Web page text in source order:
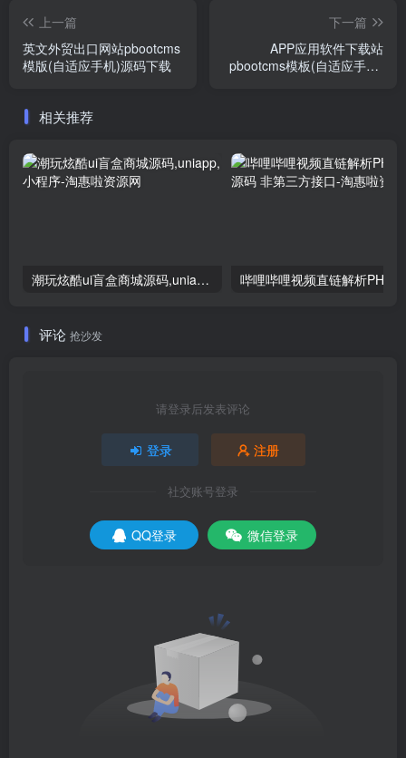
上一篇
英文外贸出口网站pbootcms
模版(自适应手机)源码下载
下一篇
APP应用软件下载站
pbootcms模板(自适应手机)
相关推荐
潮玩炫酷ui盲盒商城源码,uniapp,小程序
评论 抢沙发
请登录后发表评论
登录 注册
社交账号登录
QQ登录 微信登录